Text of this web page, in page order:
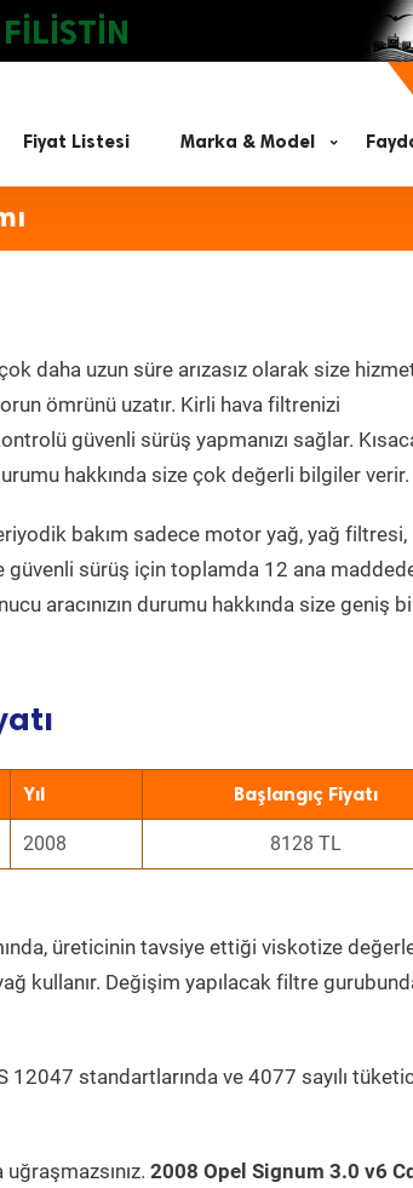
FİLİSTİN
Fiyat Listesi Marka & Model
çok daha uzun süre arızasız olarak size
ömrünü uzatır. Kirli hava filtrenizi
güvenli sürüş yapmanızı sağlar.
hakkında size çok değerli bilgiler verir.
bakım sadece motor yağ, yağ filtresi,
güvenli sürüş için toplamda 12 ana
aracınızın durumu hakkında size geniş
Yıl Başlangıç Fiyatı
2008 8128 TL
üreticinin tavsiye ettiği viskotize
kullanır. Değişim yapılacak filtre
12047 standartlarında ve 4077 sayılı
2008 Opel Signum 3.0 v6